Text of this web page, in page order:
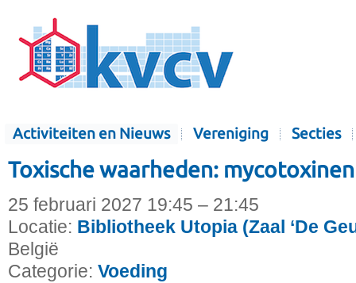
Activiteiten en Nieuws Vereniging Secties
Toxische waarheden:
25 februari 2027 19:45 – 21:45
Locatie: Bibliotheek Utopia (Zaal ‘De
België
Categorie: Voeding